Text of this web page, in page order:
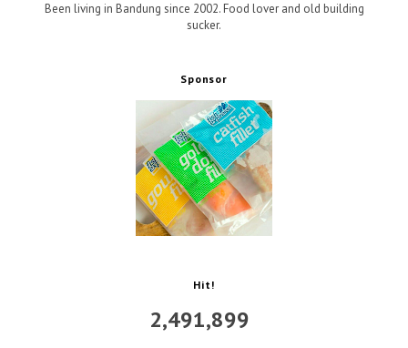
Been living in Bandung since 2002. Food lover and old building
sucker.
Sponsor
Hit!
2,491,899